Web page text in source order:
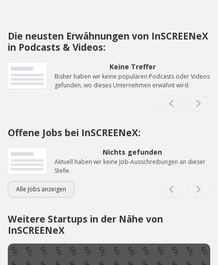
Die neusten Erwähnungen von InSCREENeX
in Podcasts & Videos:
Keine Treffer
Bisher haben wir keine populären Podcasts oder Videos
gefunden, wo dieses Unternehmen erwähnt wird.
Offene Jobs bei InSCREENeX:
Nichts gefunden
Aktuell haben wir keine Job-Ausschreibungen an dieser
Stelle.
Alle Jobs anzeigen
Weitere Startups in der Nähe von
InSCREENeX